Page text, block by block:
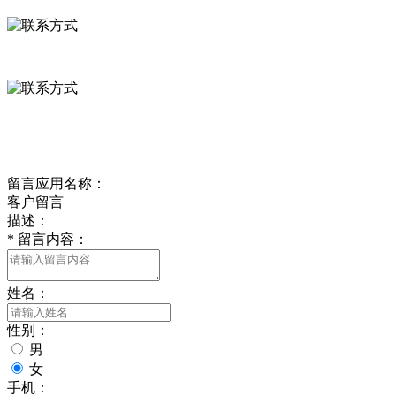
留言应用名称：
客户留言
描述：
* 留言内容：
姓名：
性别：
男
女
手机：